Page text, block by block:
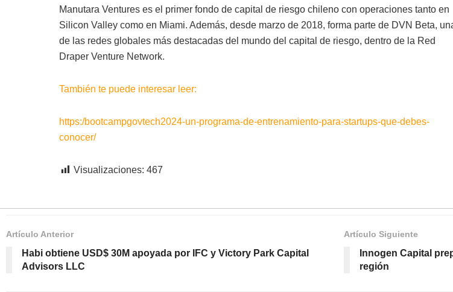
Manutara Ventures es el primer fondo de capital de riesgo chileno con operaciones tanto en
Silicon Valley como en Miami. Además, desde marzo de 2018, forma parte de DVN Beta,
de las redes globales más destacadas del mundo del capital de riesgo, dentro de la Red
Draper Venture Network.
También te puede interesar leer:
https:/bootcampgovtech2024-un-programa-de-entrenamiento-para-startups-que-debes-
conocer/
Visualizaciones: 467
Artículo Anterior
Habi obtiene USD$ 30M apoyada por IFC y Victory Park Capital
Advisors LLC
Artículo Siguiente
Innogen Capital
región